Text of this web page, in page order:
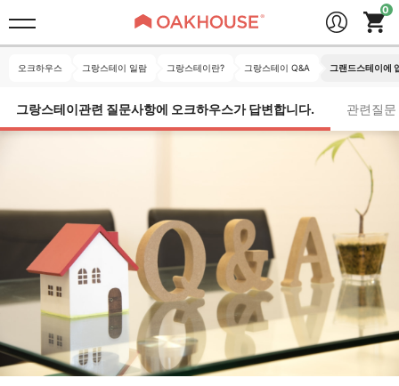
오크하우스 그랑스테이 일람 그랑스테이란? 그랑스테이 Q&A 그랜드스테이에
그랑스테이관련 질문사항에 오크하우스가 답변합니다. 관련질문